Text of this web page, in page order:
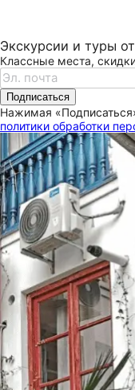
Экскурсии и туры
Классные места,
Подписаться
Нажимая
политики обработки